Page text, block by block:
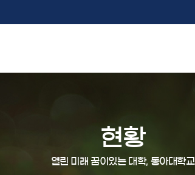
현황
열린 미래 꿈이있는 대학, 동아대학교